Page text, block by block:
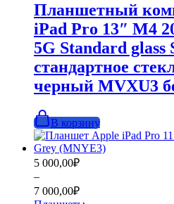
Планшетный
iPad Pro 13″ M4
5G Standard glass
стандартное
черный MVXU3
В корзину
5 000,00₽
–
7 000,00₽
Диапазон
5
000,00₽